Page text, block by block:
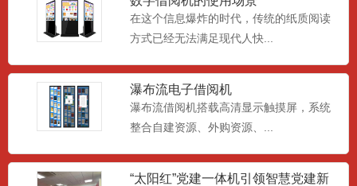
在这个信息爆炸的时代，传统的纸质阅读
方式已经无法满足现代人快...
瀑布流电子借阅机
瀑布流借阅机搭载高清显示触摸屏，系统
整合自建资源、外购资源、...
“太阳红”党建一体机引领智慧党建新
深圳市韦斯特安防技术有限公司是液晶广
告机，户外广告机，LED...
电容壁挂式广告机
深圳市韦斯特安防技术有限公司是液晶广